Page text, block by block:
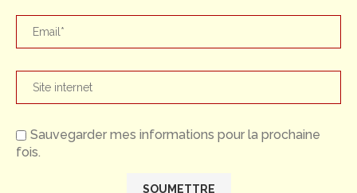
Sauvegarder mes informations pour la prochaine
fois.